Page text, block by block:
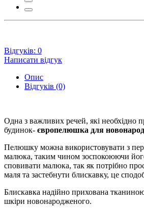
Відгуків: 0
Написати відгук
Опис
Відгуків (0)
Одна з важливих речей, які необхідно
будинок- європелюшка для
Пелюшку можна використовувати з
малюка, таким чином зоспокоюючи
сповивати малюка, так як потрібно
маля та застебнути блискавку, це
Блискавка надійно прихована
шкіри новонародженого.